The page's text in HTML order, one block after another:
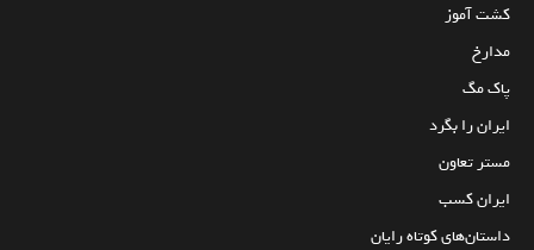
کشت آموز
مدارخ
پاک مگ
ایران را بگرد
مستر تعاون
ایران کسب
داستان‌های کوتاه رایان